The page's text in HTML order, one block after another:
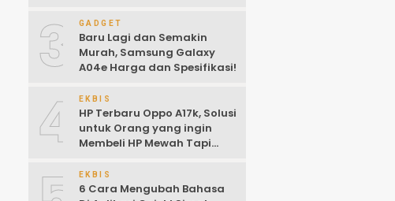
3 GADGET
Baru Lagi dan Semakin
Murah, Samsung Galaxy
A04e Harga dan Spesifikasi!
4 EKBIS
HP Terbaru Oppo A17k, Solusi
untuk Orang yang ingin
Membeli HP Mewah Tapi
EKBIS
6 Cara Mengubah Bahasa